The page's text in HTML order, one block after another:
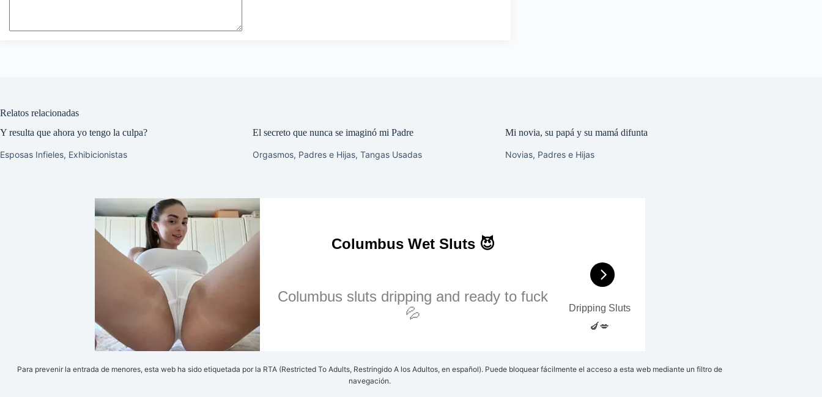
Relatos relacionadas
Y resulta que ahora yo tengo la culpa?
Esposas Infieles, Exhibicionistas
El secreto que nunca se imaginó mi Padre
Orgasmos, Padres e Hijas,Tangas Usadas
Mi novia, su papá y su mamá difunta
Novias, Padres e Hijas
Para prevenir la entrada de menores, esta web ha sido etiquetada por la RTA (Restricted To Adults, Restringido A los Adultos, en español). Puede bloquear fácilmente el acceso a esta web mediante un filtro de
navegación.